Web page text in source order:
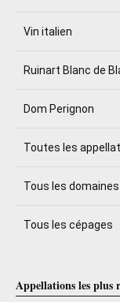
Vin italien
Ruinart Blanc de
Dom Perignon
Toutes les
Tous les domaines
Tous les cépages
Appellations les plus